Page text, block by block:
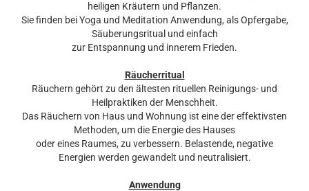
heiligen Kräutern und Pflanzen.
Sie finden bei Yoga und Meditation Anwendung, als Opfergabe,
Säuberungsritual und einfach
zur Entspannung und innerem Frieden.
Räucherritual
Räuchern gehört zu den ältesten rituellen Reinigungs- und
Heilpraktiken der Menschheit.
Das Räuchern von Haus und Wohnung ist eine der effektivsten
Methoden, um die Energie des Hauses
oder eines Raumes, zu verbessern. Belastende, negative
Energien werden gewandelt und neutralisiert.
Anwendung